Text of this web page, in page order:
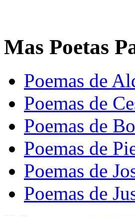
Mas Poetas
Poemas de
Poemas de
Poemas de
Poemas de
Poemas de
Poemas de